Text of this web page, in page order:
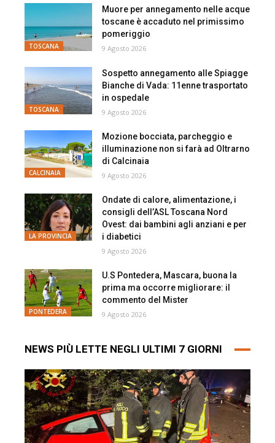
TOSCANA
Muore per annegamento nelle acque
toscane è accaduto nel primissimo
pomeriggio
9 Agosto 2026
TOSCANA
Sospetto annegamento alle Spiagge
Bianche di Vada: 11enne trasportato
in ospedale
9 Agosto 2026
CALCINAIA
Mozione bocciata, parcheggio e
illuminazione non si farà ad Oltrarno
di Calcinaia
9 Agosto 2026
LA PROVINCIA
Ondate di calore, alimentazione, i
consigli dell’ASL Toscana Nord
Ovest: dai bambini agli anziani e per
i diabetici
9 Agosto 2026
PONTEDERA
U.S Pontedera, Mascara, buona la
prima ma occorre migliorare: il
commento del Mister
9 Agosto 2026
NEWS PIÙ LETTE NEGLI ULTIMI 7 GIORNI